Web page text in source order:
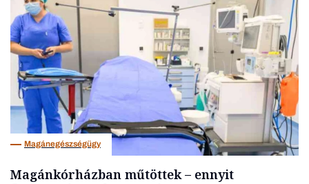
Magánegészségügy
Magánkórházban műtöttek – ennyit